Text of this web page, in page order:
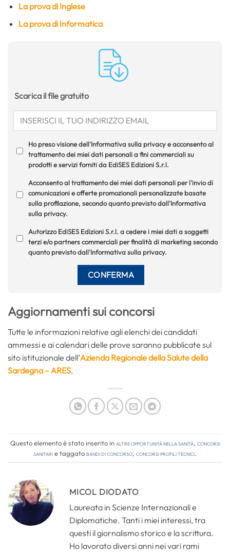
La prova di Inglese
La prova di Informatica
Scarica il file gratuito
Ho preso visione dell'Informativa sulla privacy e acconsento al
trattamento dei miei dati personali a fini commerciali su
prodotti e servizi forniti da EdiSES Edizioni S.r.l.
Acconsento al trattamento dei miei dati personali per l'invio di
comunicazioni e offerte promozionali personalizzate basate
sulla profilazione, secondo quanto previsto dall'Informativa
sulla privacy.
Autorizzo EdiSES Edizioni S.r.l. a cedere i miei dati a soggetti
terzi e/o partners commerciali per finalità di marketing secondo
quanto previsto dall'Informativa sulla privacy.
Aggiornamenti sui concorsi
Tutte le informazioni relative agli elenchi dei candidati
ammessi e ai calendari delle prove saranno pubblicate sul
sito istituzionale dell’Azienda Regionale della Salute della
Sardegna – ARES.
Questo elemento è stato inserito in Altre opportunità nella sanità, Concorsi
Sanitarie taggatobandi di concorso, concorsi profili tecnici.
MICOL DIODATO
Laureata in Scienze Internazionali e
Diplomatiche. Tanti i miei interessi, tra
questi il giornalismo storico e la scrittura.
Ho lavorato diversi anni nei vari rami